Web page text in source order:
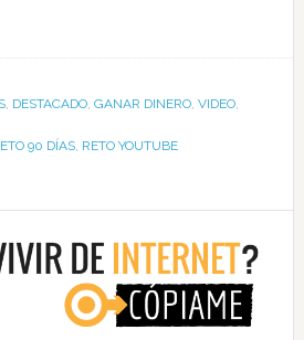
, DESTACADO, GANAR DINERO, VIDEO,
90 DÍAS, RETO YOUTUBE